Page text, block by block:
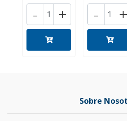
+
- +
-
Sobre